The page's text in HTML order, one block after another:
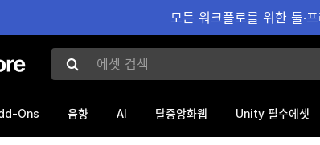
모든 워크플로를 위한 툴·
에셋 검색
Ons 음향 AI 탈중앙화웹 Unity 필수에셋